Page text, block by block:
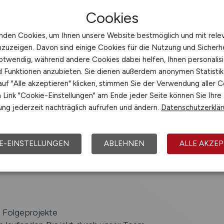
und Steuerung der Projekte mit Augenmerk auf
und Qualität
sowie Abrechnung
mit allen Abteilungen und anderen
erworbene gleichwertige Qualifikation
im Bauvertragswesen (VOB, BGB)
Cookies
Cookies, um Ihnen unsere Website bestmöglich und mit
Davon sind einige Cookies für die Nutzung und
während andere Cookies dabei helfen, Ihnen
Funktionen anzubieten. Sie dienen außerdem anonymen
"Alle akzeptieren" klicken, stimmen Sie der Verwendung aller
"Cookie-Einstellungen" am Ende jeder Seite können Sie Ihre
jederzeit nachträglich aufrufen und ändern.
EINSTELLUNGEN ABLEHNEN ALLE